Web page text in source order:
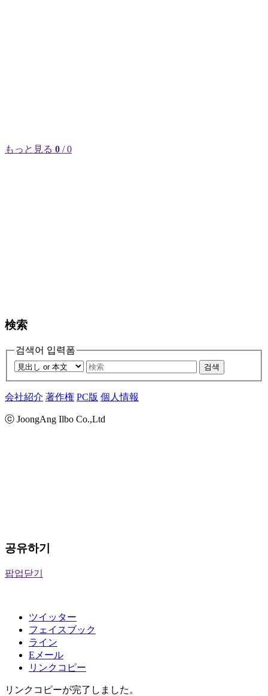
もっと見る 0 / 0
検索
검색어 입력폼
검색
会社紹介 著作権 PC版 個人情報
ⓒ JoongAng Ilbo Co.,Ltd
공유하기
팝업닫기
ツイッター
フェイスブック
ライン
Eメール
リンクコピー
リンクコピーが完了しました。